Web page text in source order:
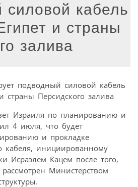
силовой кабель
и страны
залива
Израиля по планированию и
4 июля, что будет
и прокладке
кабеля, инициированному
Исраэлем Кацем после того,
Министерством